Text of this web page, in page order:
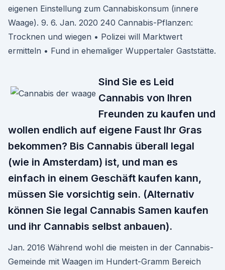
eigenen Einstellung zum Cannabiskonsum (innere
Waage). 9. 6. Jan. 2020 240 Cannabis-Pflanzen:
Trocknen und wiegen • Polizei will Marktwert
ermitteln • Fund in ehemaliger Wuppertaler Gaststätte.
Sind Sie es Leid
Cannabis von Ihren
Freunden zu kaufen und
wollen endlich auf eigene Faust Ihr Gras
bekommen? Bis Cannabis überall legal
(wie in Amsterdam) ist, und man es
einfach in einem Geschäft kaufen kann,
müssen Sie vorsichtig sein. (Alternativ
können Sie legal Cannabis Samen kaufen
und ihr Cannabis selbst anbauen).
Jan. 2016 Während wohl die meisten in der Cannabis-
Gemeinde mit Waagen im Hundert-Gramm Bereich